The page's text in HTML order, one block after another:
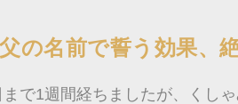
の名前で誓う効果、
まで1週間経ちましたが、くし